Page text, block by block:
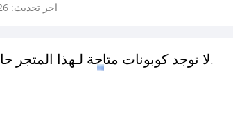
اخر تحديث: 06/08/2026
لا توجد كوبونات متاحة لـهذا المتجر حاليًا.